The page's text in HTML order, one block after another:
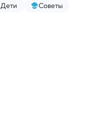
Дети Советы